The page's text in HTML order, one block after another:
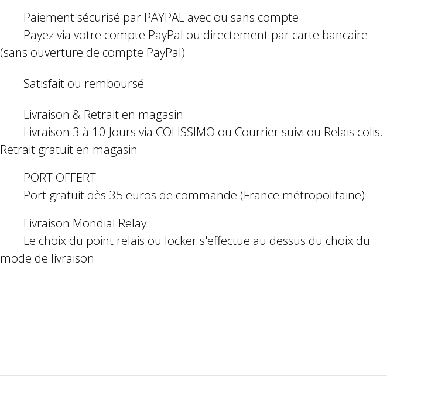
Paiement sécurisé par PAYPAL avec ou sans compte
Payez via votre compte PayPal ou directement par carte bancaire
(sans ouverture de compte PayPal)
Satisfait ou remboursé
Livraison & Retrait en magasin
Livraison 3 à 10 Jours via COLISSIMO ou Courrier suivi ou Relais colis.
Retrait gratuit en magasin
PORT OFFERT
Port gratuit dès 35 euros de commande (France métropolitaine)
Livraison Mondial Relay
Le choix du point relais ou locker s'effectue au dessus du choix du
mode de livraison